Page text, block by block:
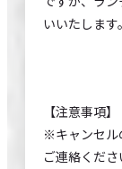
いいたします。
【注意事項】
※キャンセル
ご連絡くださ